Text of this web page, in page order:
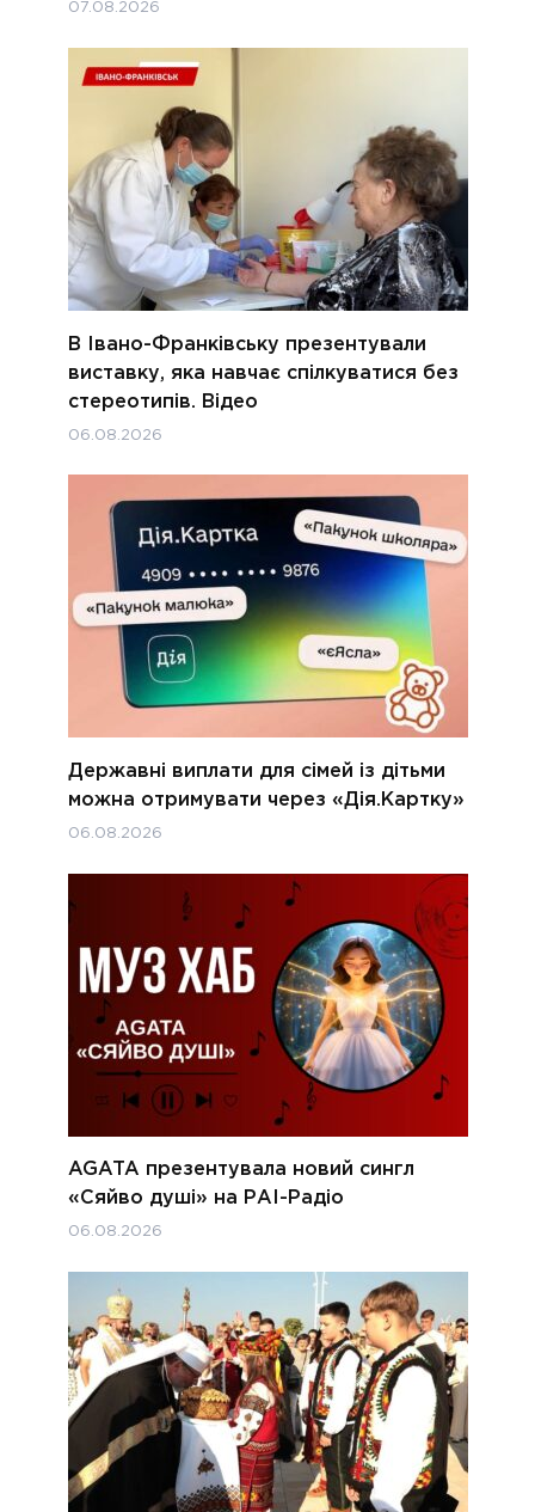
07.08.2026
В Івано-Франківську презентували
виставку, яка навчає спілкуватися без
стереотипів. Відео
06.08.2026
Державні виплати для сімей із дітьми
можна отримувати через «Дія.Картку»
06.08.2026
AGATA презентувала новий сингл
«Сяйво душі» на РАІ-Радіо
06.08.2026